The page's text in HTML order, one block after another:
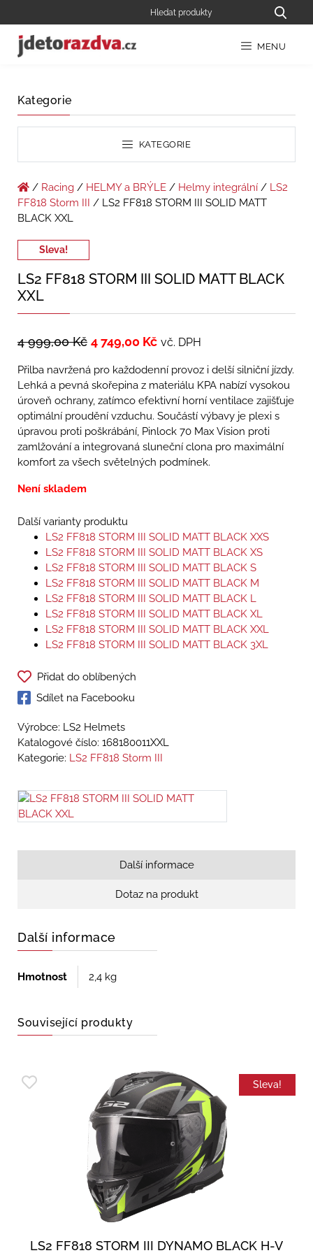
MENU
Kategorie
KATEGORIE
/ Racing / HELMY a BRÝLE / Helmy integrální / LS2
FF818 Storm III
/ LS2 FF818 STORM III SOLID MATT
BLACK XXL
Sleva!
LS2 FF818 STORM III SOLID MATT BLACK
XXL
4 999,00Kč 4 749,00 Kč vč. DPH
Přilba navržená pro každodenní provoz i delší silniční jízdy.
Lehká a pevná skořepina z materiálu KPA nabízí vysokou
úroveň ochrany, zatímco efektivní horní ventilace zajišťuje
optimální proudění vzduchu. Součástí výbavy je plexi s
úpravou proti poškrábání, Pinlock 70 Max Vision proti
zamlžování a integrovaná sluneční clona pro maximální
komfort za všech světelných podmínek.
Není skladem
Další varianty produktu
LS2 FF818 STORM III SOLID MATT BLACK XXS
LS2 FF818 STORM III SOLID MATT BLACK XS
LS2 FF818 STORM III SOLID MATT BLACK S
LS2 FF818 STORM III SOLID MATT BLACK M
LS2 FF818 STORM III SOLID MATT BLACK L
LS2 FF818 STORM III SOLID MATT BLACK XL
LS2 FF818 STORM III SOLID MATT BLACK XXL
LS2 FF818 STORM III SOLID MATT BLACK 3XL
Přidat do oblíbených
Sdílet na Facebooku
Výrobce: LS2 Helmets
Katalogové číslo: 168180011XXL
Kategorie: LS2 FF818 Storm III
Další informace
Dotaz na produkt
Další informace
Hmotnost 2,4 kg
Související produkty
Sleva!
LS2 FF818 STORM III DYNAMO BLACK H-V